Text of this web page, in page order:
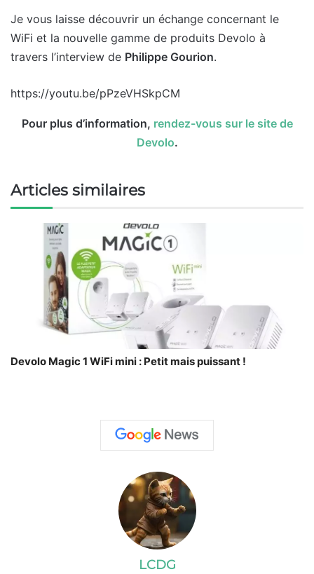
Je vous laisse découvrir un échange concernant le
WiFi et la nouvelle gamme de produits Devolo à
travers l’interview de Philippe Gourion.
https://youtu.be/pPzeVHSkpCM
Pour plus d’information, rendez-vous sur le site de
Devolo.
Articles similaires
Devolo Magic 1 WiFi mini : Petit mais puissant !
LCDG